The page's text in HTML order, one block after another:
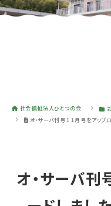
社会福祉法人ひとつの会
オ・サーバ刊号１１月号をアップ
オ・サーバ刊